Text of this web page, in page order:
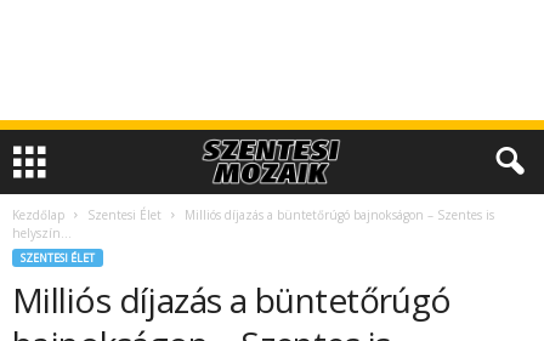
Kezdőlap Szentesi Élet
Milliós díjazás a büntetőrúgó bajnokságon – Szentes is
helyszín…
SZENTESI ÉLET
Milliós díjazás a büntetőrúgó